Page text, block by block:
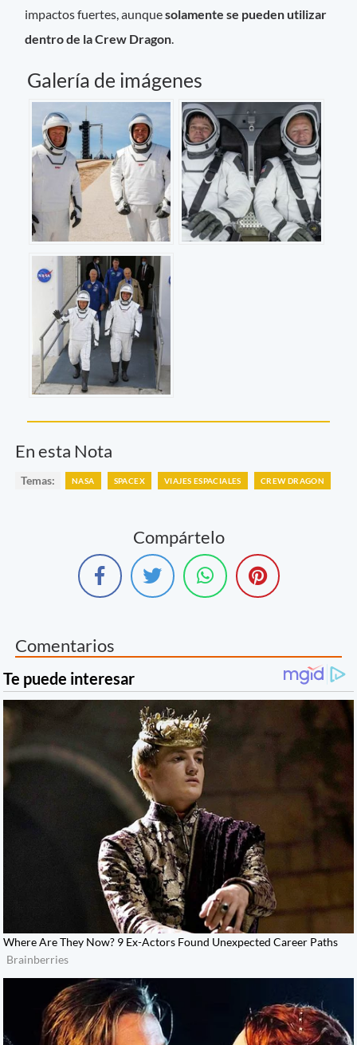
impactos fuertes, aunquesolamente se pueden utilizar
dentro de la Crew Dragon.
Galería de imágenes
En esta Nota
Temas: NASA SPACEX VIAJES ESPACIALES CREW DRAGON
Compártelo
Comentarios